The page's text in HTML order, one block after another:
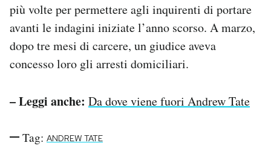
più volte per permettere agli inquirenti di portare
avanti le indagini iniziate l’anno scorso. A marzo,
dopo tre mesi di carcere, un giudice aveva
concesso loro gli arresti domiciliari.
– Leggi anche: Da dove viene fuori Andrew Tate
Tag: ANDREW TATE